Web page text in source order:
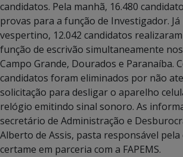
candidatos. Pela manhã, 16.480
provas para a função de Investigador.
vespertino, 12.042 candidatos
função de escrivão simultaneamente
Campo Grande, Dourados e Paranaíba.
candidatos foram eliminados por não
solicitação para desligar o aparelho
relógio emitindo sinal sonoro. As
secretário de Administração e
Alberto de Assis, pasta responsável
certame em parceria com a FAPEMS.